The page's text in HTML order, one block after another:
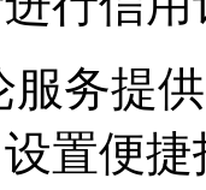
服务提
置便